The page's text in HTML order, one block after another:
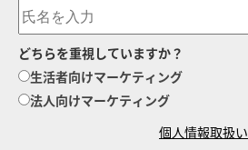
どちらを重視していますか？
生活者向けマーケティング
法人向けマーケティング
個人情報取扱い